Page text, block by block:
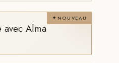
NOUVEAU
Alma